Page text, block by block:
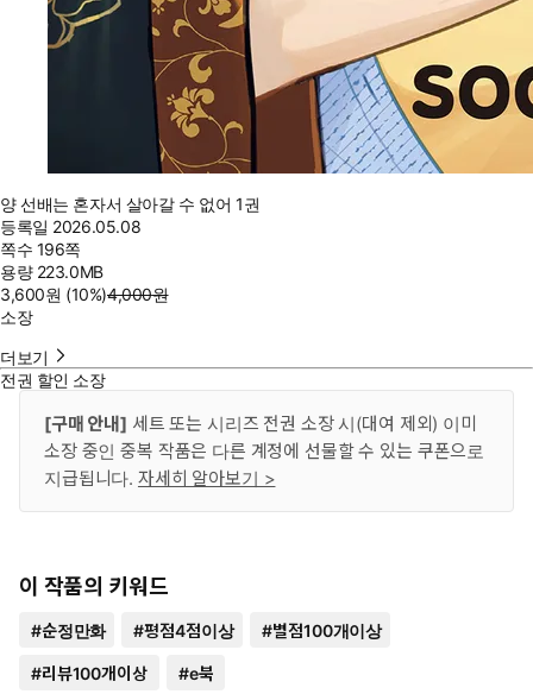
양 선배는 혼자서 살아갈 수 없어 1권
등록일 2026.05.08
쪽수 196쪽
용량 223.0MB
3,600원 (10%)4,000원
소장
더보기
전권 할인 소장
[구매 안내] 세트 또는 시리즈 전권 소장 시(대여 제외) 이미
소장 중인 중복 작품은 다른 계정에 선물할 수 있는 쿠폰으로
지급됩니다. 자세히 알아보기 >
이 작품의 키워드
#순정만화 #평점4점이상 #별점100개이상
#리뷰100개이상 #e북